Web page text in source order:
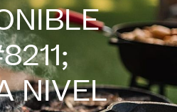
NIVEL